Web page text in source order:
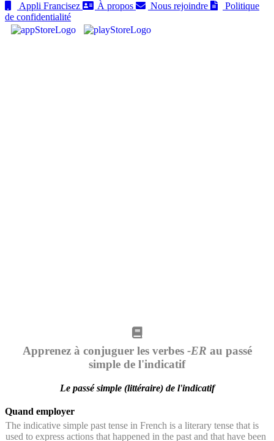
Appli Francisez
À propos Nous rejoindre
Politique
de confidentialité
Apprenez à conjuguer les verbes -ER au passé
simple de l'indicatif
Le passé simple (littéraire) de l'indicatif
Quand employer
The indicative simple past tense in French is a literary tense that is
used to express actions that happened in the past and that have been